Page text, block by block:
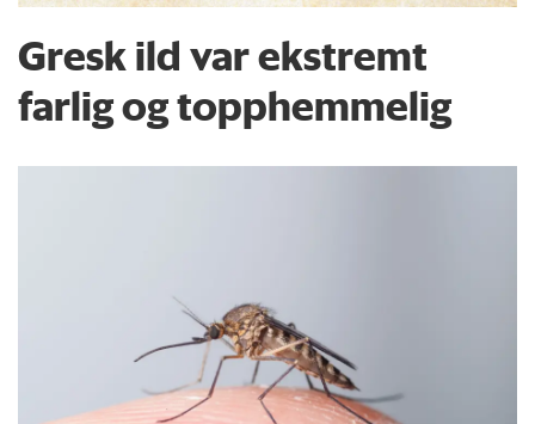
Gresk ild var ekstremt
farlig og topphemmelig